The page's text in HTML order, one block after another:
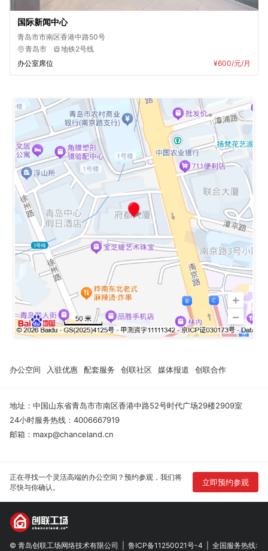
国际新闻中心
青岛市市南区香港中路50号
青岛市
地铁2号线
办公室席位
¥600/元/月
办公空间 入驻优惠 配套服务 创联社区 媒体报道 创联合作
地址：中国山东省青岛市市南区香港中路52号时代广场29楼2909室
24小时服务热线：4006667919
邮箱：maxp@chanceland.cn
正在寻找一个灵活高端的办公空间？预约参观，我们将
尽快与你确认。
立即预约参观
© 青岛创联工场网络技术有限公司 鲁ICP备11250021号-4 全国服务热线: